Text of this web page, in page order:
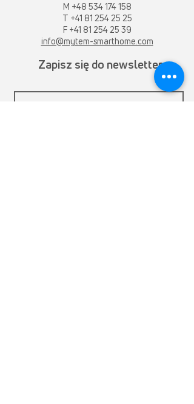
M +48 534 174 158
T +41 81 254 25 25
F +41 81 254 25 39
info@mytem-smarthome.com
Zapisz się do newslettera